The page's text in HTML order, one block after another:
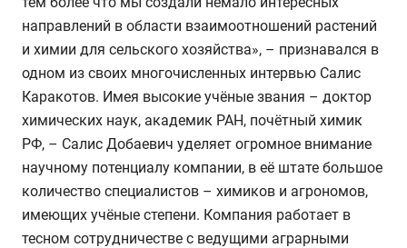
направлений в области взаимоотношений растений
и химии для сельского хозяйства», – признавался в
одном из своих многочисленных интервью Салис
Каракотов. Имея высокие учёные звания – доктор
химических наук, академик РАН, почётный химик
РФ, – Салис Добаевич уделяет огромное внимание
научному потенциалу компании, в её штате большое
количество специалистов – химиков и агрономов,
имеющих учёные степени. Компания работает в
тесном сотрудничестве с ведущими аграрными